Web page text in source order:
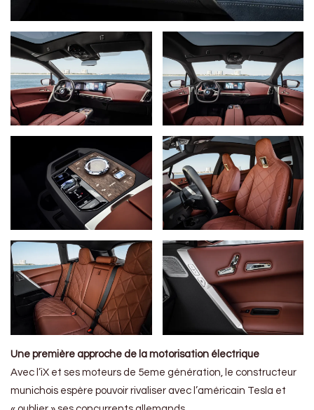
Une première approche de la motorisation électrique
Avec l’iX et ses moteurs de 5eme génération, le constructeur
munichois espère pouvoir rivaliser avec l’américain Tesla et